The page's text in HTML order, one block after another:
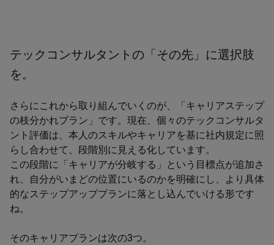
テックコンサルタントの「その先」に選択肢
を。
さらにこれから取り組んでいくのが、「キャリアステップ
の枝分かれプラン」です。現在、個々のテックコンサルタ
ント評価は、本人のスキルやキャリアを基に社内規定に照
らし合わせて、段階別に見える化しています。
この段階に「キャリアが分岐する」という目標点が追加さ
れ、自分がいまどの位置にいるのかを明確にし、より具体
的なステップアッププランに落とし込んでいける形です
ね。
そのキャリアプランは次の3つ。